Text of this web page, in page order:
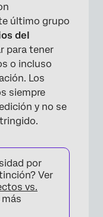
×
último grupo
del
para tener
o incluso
Los
siempre
y no se
por
Ver
vs.
más